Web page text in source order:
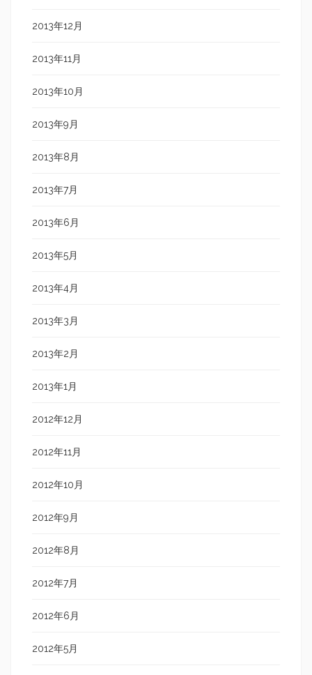
2013年12月
2013年11月
2013年10月
2013年9月
2013年8月
2013年7月
2013年6月
2013年5月
2013年4月
2013年3月
2013年2月
2013年1月
2012年12月
2012年11月
2012年10月
2012年9月
2012年8月
2012年7月
2012年6月
2012年5月